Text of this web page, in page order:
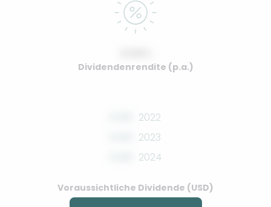
Dividendenrendite (p.a.)
2022
2023
2024
Voraussichtliche Dividende (USD)